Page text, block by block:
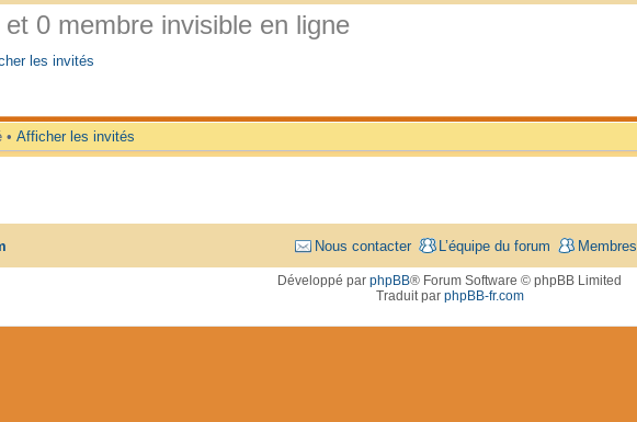
0 membre invisible en ligne
les invités
• Afficher les invités
Membres
L’équipe du forum
Nous contacter
Développé par phpBB® Forum Software © phpBB Limited
Traduit par phpBB-fr.com